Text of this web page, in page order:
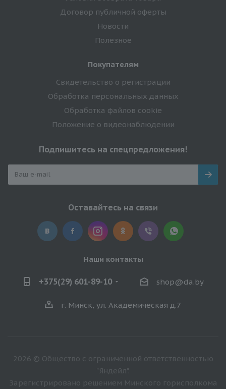
Договор публичной оферты
Новости
Полезное
Покупателям
Свидетельство о регистрации
Обработка персональных данных
Обработка файлов cookie
Положение о видеонаблюдении
Подпишитесь на спецпредложения!
Оставайтесь на связи
Наши контакты
+375(29) 601-89-10 shop@da.by
г. Минск, ул. Академическая д.7
2026 © Общество с ограниченной ответственностью
"Яндейл".
Зарегистрировано решением Минского горисполкома